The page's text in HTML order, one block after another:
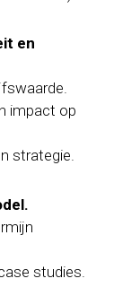
en
impact op
strategie.
studies.